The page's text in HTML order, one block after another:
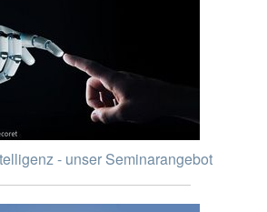
- unser Seminarangebot